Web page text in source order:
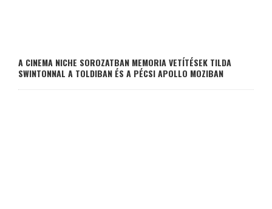
A CINEMA NICHE SOROZATBAN MEMORIA VETÍTÉSEK TILDA
SWINTONNAL A TOLDIBAN ÉS A PÉCSI APOLLO MOZIBAN